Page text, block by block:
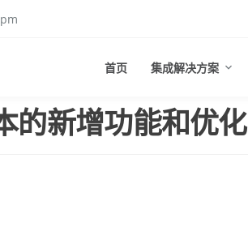
首页 集成解决方案
的新增功能和优化